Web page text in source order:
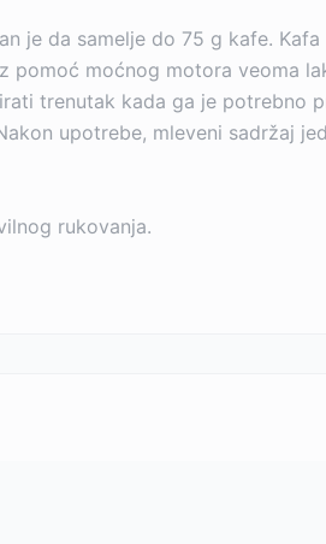
je da samelje do 75 g kafe.
moćnog motora veoma
trenutak kada ga je potrebno
upotrebe, mleveni sadržaj
rukovanja.